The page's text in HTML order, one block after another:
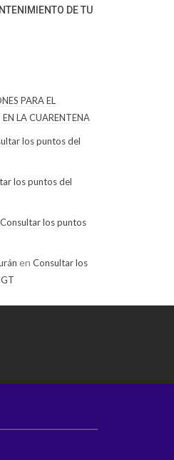
DE TU
PARA EL
LA CUARENTENA
los puntos del
los puntos del
Consultar los puntos
enConsultar los